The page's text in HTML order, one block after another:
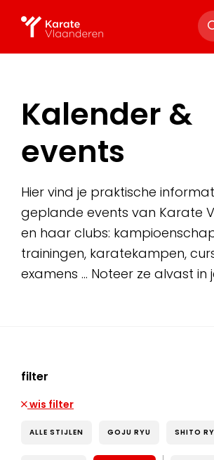
Kalender &
events
Hier vind je praktische
geplande events van Karate
en haar clubs:
trainingen, karatekampen,
examens … Noteer ze alvast in
filter
wis filter
ALLE STIJLEN GOJU RYU SHITO